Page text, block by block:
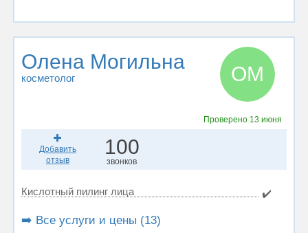
Олена Могильна
косметолог ОМ
Проверено 13 июня
Добавить
отзыв
100
звонков
Кислотный пилинг лица ✔️
➡️ Все услуги и цены (13)